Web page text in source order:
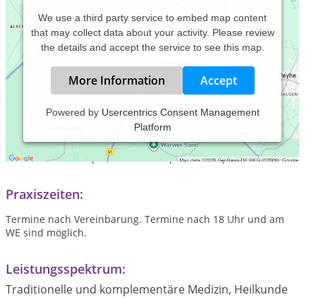
We use a third party service to embed map content
that may collect data about your activity. Please review
the details and accept the service to see this map.
More Information Accept
Powered by Usercentrics Consent Management
Platform
Naturheilpraxis für Schmerz-Behandlungen im Centrum
Nürnberg, Bioresonanz, Psychotherapie, CQM, EFT,
ausleitende Therapie, Neuraltherapie, Homöopathie.
Praxiszeiten:
Termine nach Vereinbarung. Termine nach 18 Uhr und am
WE sind möglich.
Leistungsspektrum:
Traditionelle und komplementäre Medizin, Heilkunde